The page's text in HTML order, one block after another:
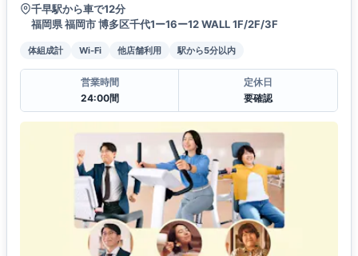
千早駅から車で12分
福岡県 福岡市 博多区千代1ー16ー12 WALL 1F/2F/3F
体組成計 Wi-Fi 他店舗利用 駅から5分以内
営業時間
24:00間
定休日
要確認